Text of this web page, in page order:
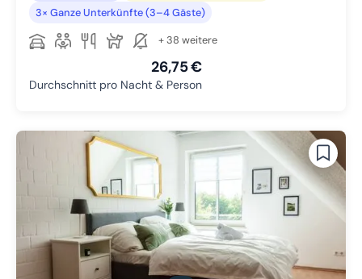
3× Ganze Unterkünfte (3–4 Gäste)
+ 38 weitere
26,75 €
Durchschnitt pro Nacht & Person